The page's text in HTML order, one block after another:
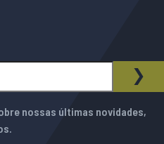
nossas últimas novidades,